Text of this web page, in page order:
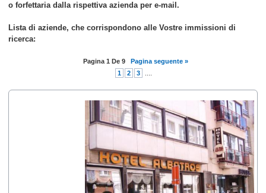
o forfettaria dalla rispettiva azienda per e-mail.
Lista di aziende, che corrispondono alle Vostre immissioni di
ricerca:
Pagina 1 De 9
Pagina seguente »
1
2 3